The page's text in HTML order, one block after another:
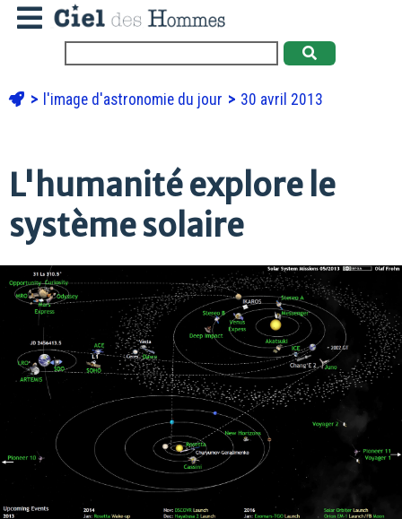
l'image d'astronomie du jour 30 avril 2013
L'humanité explore le
système solaire